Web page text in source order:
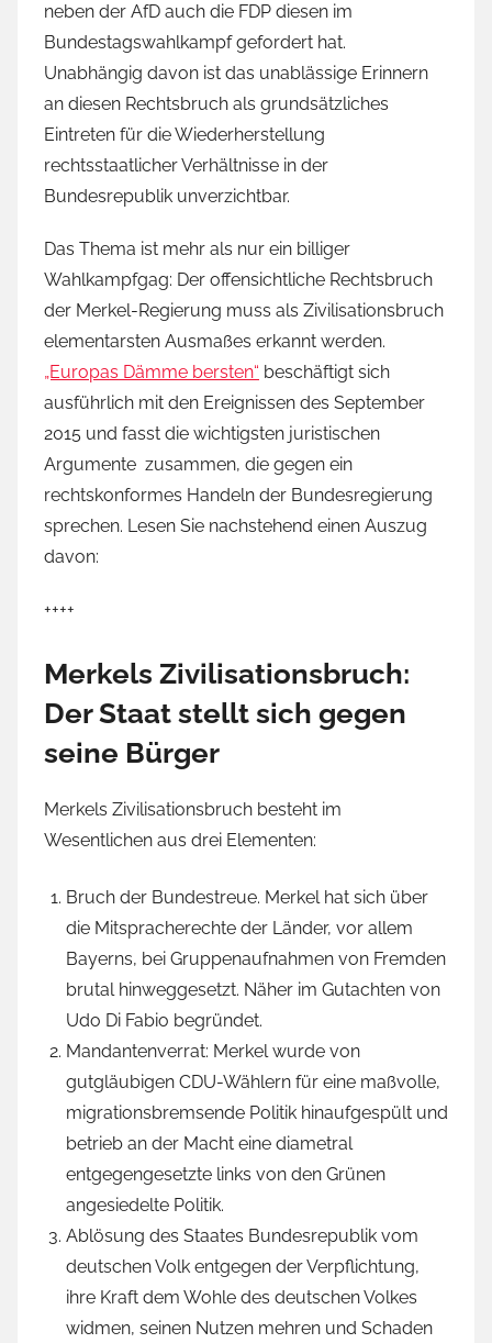
neben der AfD auch die FDP diesen im
Bundestagswahlkampf gefordert hat.
Unabhängig davon ist das unablässige Erinnern
an diesen Rechtsbruch als grundsätzliches
Eintreten für die Wiederherstellung
rechtsstaatlicher Verhältnisse in der
Bundesrepublik unverzichtbar.
Das Thema ist mehr als nur ein billiger
Wahlkampfgag: Der offensichtliche Rechtsbruch
der Merkel-Regierung muss als Zivilisationsbruch
elementarsten Ausmaßes erkannt werden.
„Europas Dämme bersten“ beschäftigt sich
ausführlich mit den Ereignissen des September
2015 und fasst die wichtigsten juristischen
Argumente zusammen, die gegen ein
rechtskonformes Handeln der Bundesregierung
sprechen. Lesen Sie nachstehend einen Auszug
davon:
++++
Merkels Zivilisationsbruch:
Der Staat stellt sich gegen
seine Bürger
Merkels Zivilisationsbruch besteht im
Wesentlichen aus drei Elementen:
Bruch der Bundestreue. Merkel hat sich über
die Mitspracherechte der Länder, vor allem
Bayerns, bei Gruppenaufnahmen von Fremden
brutal hinweggesetzt. Näher im Gutachten von
Udo Di Fabio begründet.
Mandantenverrat: Merkel wurde von
gutgläubigen CDU-Wählern für eine maßvolle,
migrationsbremsende Politik hinaufgespült und
betrieb an der Macht eine diametral
entgegengesetzte links von den Grünen
angesiedelte Politik.
Ablösung des Staates Bundesrepublik vom
deutschen Volk entgegen der Verpflichtung,
ihre Kraft dem Wohle des deutschen Volkes
widmen, seinen Nutzen mehren und Schaden